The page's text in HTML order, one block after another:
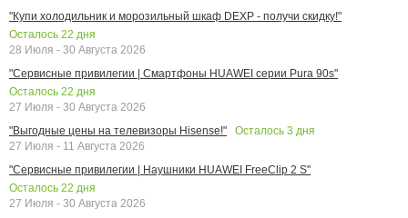
"Купи холодильник и морозильный шкаф DEXP - получи скидку!"
Осталось 22 дня
28 Июля - 30 Августа 2026
"Сервисные привилегии | Смартфоны HUAWEI серии Pura 90s"
Осталось 22 дня
27 Июля - 30 Августа 2026
"Выгодные цены на телевизоры Hisense!"
Осталось 3 дня
27 Июля - 11 Августа 2026
"Сервисные привилегии | Наушники HUAWEI FreeClip 2 S"
Осталось 22 дня
27 Июля - 30 Августа 2026